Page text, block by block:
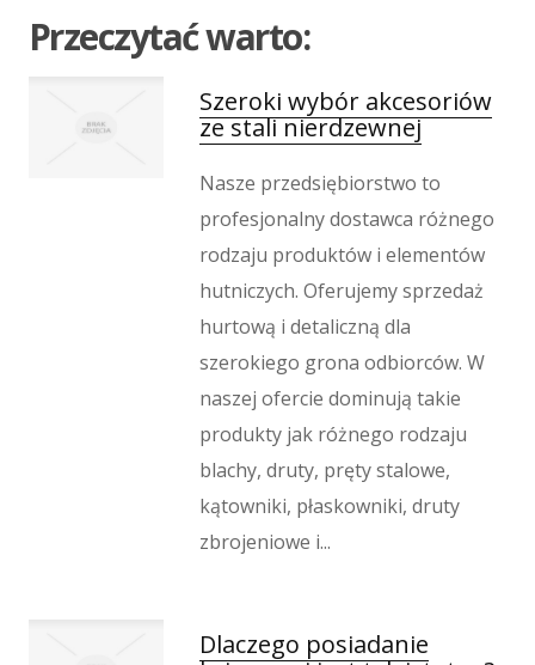
Materiały Reklamowe
Inne Agencje
Wigor
Imprezy Integracyjne
Zajęcia Sportowe i Rekreacyjne
Produkcja
Informatyczne
Restauracje, Catering
Fotografia
Adwokaci, Porady Prawne
Ślub i Wesele
Weterynaryjne, Hodowla Zwierząt
Sprzątanie, Porządkowanie
Serwis
Inne Usługi
Podróże
Przeczytać warto:
Szeroki wybór akcesoriów
ze stali nierdzewnej
Nasze przedsiębiorstwo to
profesjonalny dostawca różnego
rodzaju produktów i elementów
hutniczych. Oferujemy sprzedaż
hurtową i detaliczną dla
szerokiego grona odbiorców. W
naszej ofercie dominują takie
produkty jak różnego rodzaju
blachy, druty, pręty stalowe,
kątowniki, płaskowniki, druty
zbrojeniowe i...
Dlaczego posiadanie